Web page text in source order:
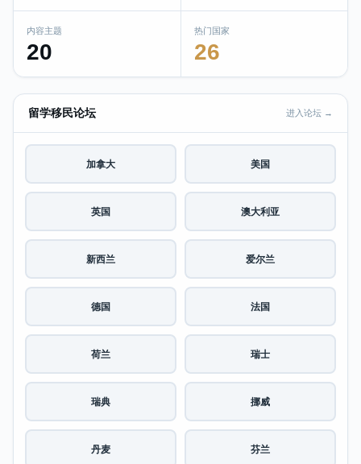
内容主题
20
热门国家
26
留学移民论坛 进入论坛 →
加拿大 美国
英国 澳大利亚
新西兰 爱尔兰
德国 法国
荷兰 瑞士
瑞典 挪威
丹麦 芬兰